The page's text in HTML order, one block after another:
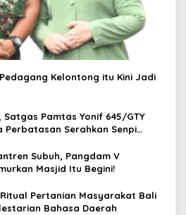
Kelontong itu Kini Jadi
Satgas Pamtas Yonif 645/GTY
Perbatasan Serahkan Senpi
Subuh, Pangdam V
Masjid Itu Begini!
Ritual Pertanian Masyarakat Bali
Bahasa Daerah